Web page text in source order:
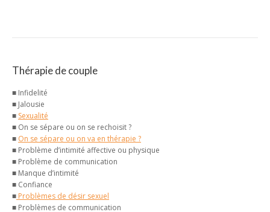
Thérapie de couple
■ Infidelité
■ Jalousie
■ Sexualité
■ On se sépare ou on se rechoisit ?
■ On se sépare ou on va en thérapie ?
■ Problème d’intimité affective ou physique
■ Problème de communication
■ Manque d’intimité
■ Confiance
■ Problèmes de désir sexuel
■ Problèmes de communication